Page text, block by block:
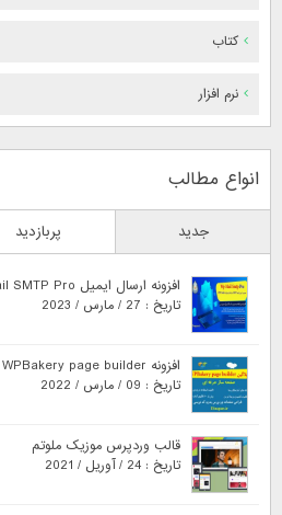
کتاب
نرم افزار
انواع مطالب
جدید پربازدید
افزونه ارسال ایمیل WP Mail SMTP Pro
تاریخ : 27 / مارس / 2023
افزونه WPBakery page builder
تاریخ : 09 / مارس / 2022
قالب وردپرس موزیک ملوتم
تاریخ : 24 / آوریل / 2021